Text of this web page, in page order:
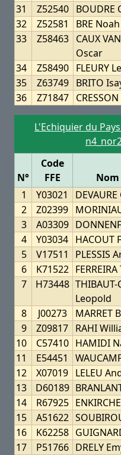
31
Z52540 BOUDRE
32
Z52581 BRE Noah
33
Z58463
CAUX
Oscar
34 Z58490 FLEURY
35
Z63749 BRITO
36
Z71847
L'Echiquier du
N°
Code
FFE
1
Y03021
2
Z02399
3
A03309
4
Y03034 HACOUT
5
V17511 PLESSIS
6
K71522
7
H73448 THIBAUT-
Leopold
8 J00273 MARRET
9
Z09817 RAHI
10
C57410 HAMIDI
11
E54451
12
X07019 LELEU
13
D60189
14
R67925
15
A51622
16
K62258
17
P51766 DRELY